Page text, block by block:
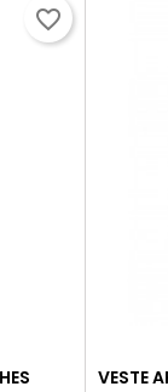
favorite_border
VESTE